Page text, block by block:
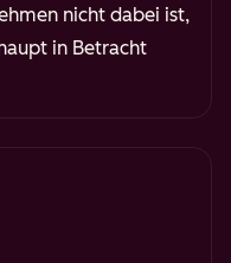
nicht dabei ist,
in Betracht